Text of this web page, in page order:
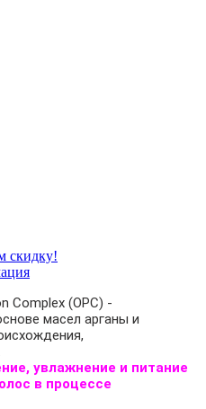
скидку!
Complex (OPC) -
масел арганы и
увлажнение и питание
в процессе